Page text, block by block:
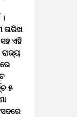
ତାରିଖ
ଏହି
୫